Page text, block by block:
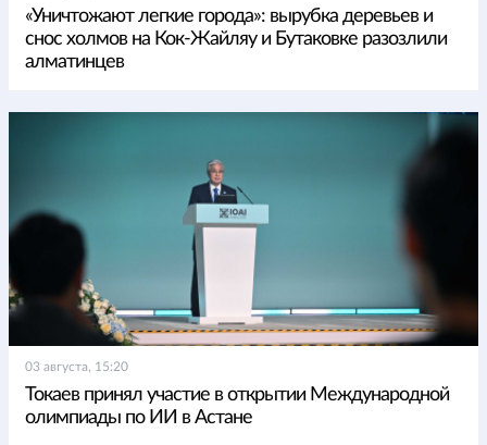
«Уничтожают легкие города»: вырубка деревьев и
снос холмов на Кок-Жайляу и Бутаковке разозлили
алматинцев
03 августа, 15:20
Токаев принял участие в открытии Международной
олимпиады по ИИ в Астане